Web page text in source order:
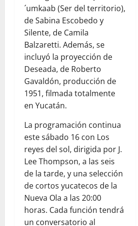
´umkaab (Ser del territorio),
de Sabina Escobedo y
Silente, de Camila
Balzaretti. Además, se
incluyó la proyección de
Deseada, de Roberto
Gavaldón, producción de
1951, filmada totalmente
en Yucatán.
La programación continua
este sábado 16 con Los
reyes del sol, dirigida por J.
Lee Thompson, a las seis
de la tarde, y una selección
de cortos yucatecos de la
Nueva Ola a las 20:00
horas. Cada función tendrá
un conversatorio al